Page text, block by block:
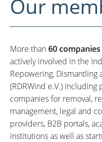
Our
More than60
actively involved in the
Repowering, Dismantling
(RDRWind e.V.)
companies for removal,
management, legal and
providers, B2B portals,
institutions as well as